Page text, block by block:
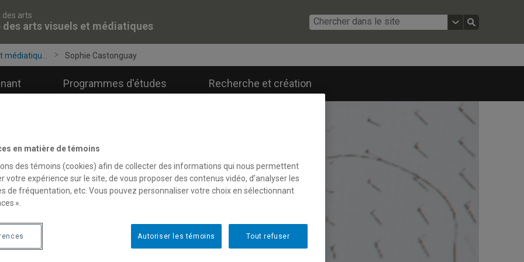
des arts
des arts visuels et médiatiques
médiatiqu... Sophie Castonguay
Programmes d'études Recherche et création
en matière de témoins
des témoins (cookies) afin de collecter des informations qui nous permettent
votre expérience sur le site, de vous proposer des contenus vidéo, d’analyser les
de fréquentation, etc. Vous pouvez personnaliser votre choix en sélectionnant
».
Tout refuser
Autoriser les témoins